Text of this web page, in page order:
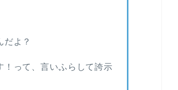
だよ？
！って、言いふらして誇示